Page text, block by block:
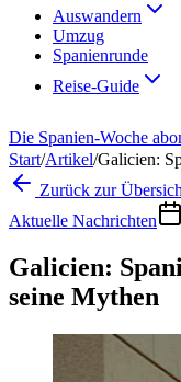
Auswandern
Umzug
Spanienrunde
Reise-Guide
Die Spanien-Woche
Start/Artikel/Galicien:
Zurück zur
Aktuelle Nachrichten
Galicien:
seine Mythen